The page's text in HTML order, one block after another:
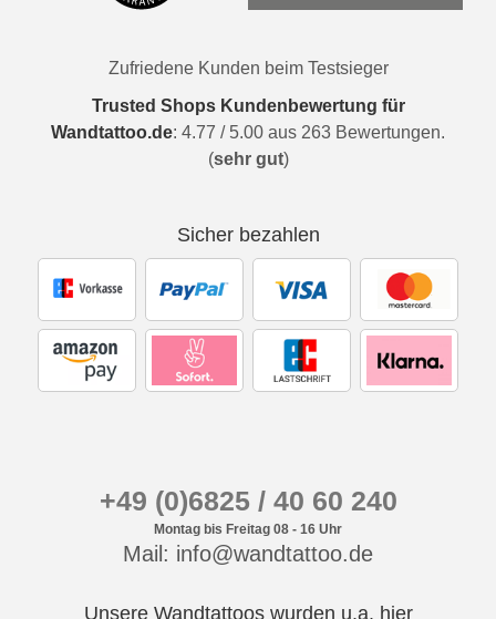
Zufriedene Kunden beim Testsieger
Trusted Shops Kundenbewertung für
Wandtattoo.de: 4.77 / 5.00 aus 263 Bewertungen.
(sehr gut)
Sicher bezahlen
+49 (0)6825 / 40 60 240
Montag bis Freitag 08 - 16 Uhr
Mail: info@wandtattoo.de
Unsere Wandtattoos wurden u.a. hier